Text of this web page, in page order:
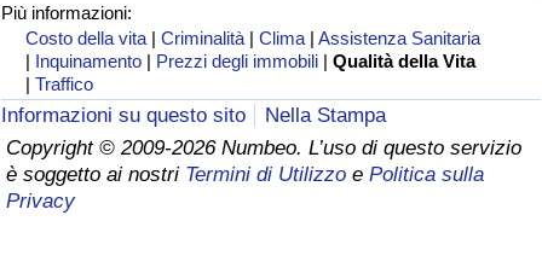
Più informazioni:
Costo della vita |Criminalità |Clima |Assistenza Sanitaria
| Inquinamento | Prezzi degli immobili |Qualità della Vita
|Traffico
Informazioni su questo sito
Nella Stampa
Copyright © 2009-2026 Numbeo. L’uso di questo servizio
è soggetto ai nostri Termini di Utilizzo e Politica sulla
Privacy
Indice del Costo della Vita per Nazione
ad Aqaba
Indice del Prezzo delle Case per Nazione
Indice della qualità della vita per Paese
Criminalità
Indice del Tasso di Criminalità (Corrente)
Indice della Criminalità